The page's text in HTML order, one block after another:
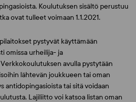
Koulutuksen sisältö perustuu
ovat tulleet voimaan 1.1.2021.
pystyvät käyttämään
omissa urheilija- ja
avulla pystytään
lähtevän joukkueen tai oman
antidopingasioista tai sitä voidaan
Lajiliitto voi katsoa listan oman